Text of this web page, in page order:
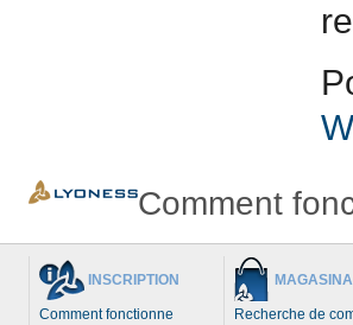
Comment
INSCRIPTION
Comment fonctionne
Recherche de